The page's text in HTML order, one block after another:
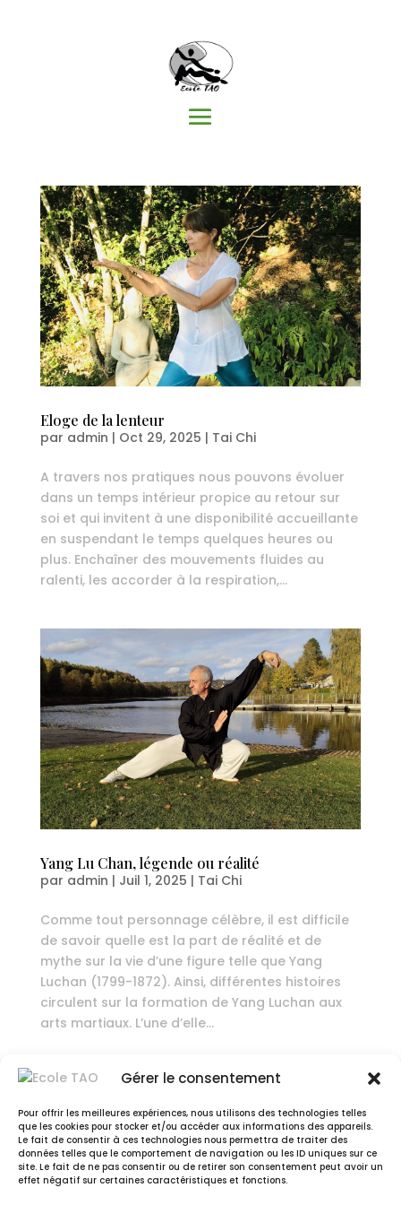
Gérer le consentement
Pour offrir les meilleures expériences, nous utilisons des technologies telles
que les cookies pour stocker et/ou accéder aux informations des appareils.
Le fait de consentir à ces technologies nous permettra de traiter des
données telles que le comportement de navigation ou les ID uniques sur ce
site. Le fait de ne pas consentir ou de retirer son consentement peut avoir un
effet négatif sur certaines caractéristiques et fonctions.
Eloge de la lenteur
par admin | Oct 29, 2025 | Tai Chi
A travers nos pratiques nous pouvons évoluer
dans un temps intérieur propice au retour sur
soi et qui invitent à une disponibilité accueillante
en suspendant le temps quelques heures ou
plus. Enchaîner des mouvements fluides au
ralenti, les accorder à la respiration,...
Yang Lu Chan, légende ou réalité
par admin | Juil 1, 2025 | Tai Chi
Comme tout personnage célèbre, il est difficile
de savoir quelle est la part de réalité et de
mythe sur la vie d’une figure telle que Yang
Luchan (1799-1872). Ainsi, différentes histoires
circulent sur la formation de Yang Luchan aux
arts martiaux. L’une d’elle...